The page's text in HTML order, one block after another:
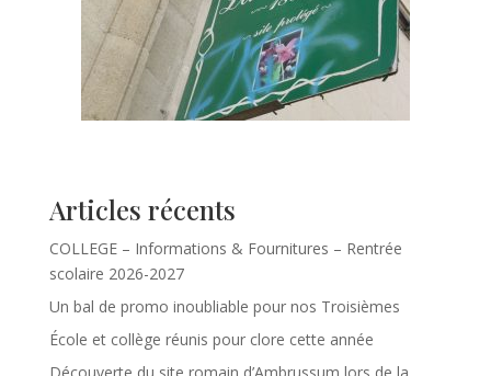
Articles récents
COLLEGE – Informations & Fournitures – Rentrée
scolaire 2026-2027
Un bal de promo inoubliable pour nos Troisièmes
École et collège réunis pour clore cette année